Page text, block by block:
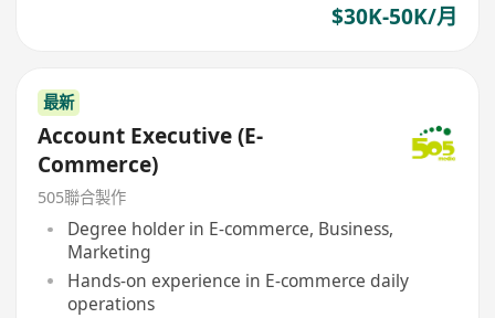
$30K-50K/月
最新
Account Executive (E-
Commerce)
505聯合製作
Degree holder in E-commerce, Business,
Marketing
Hands-on experience in E-commerce daily
operations